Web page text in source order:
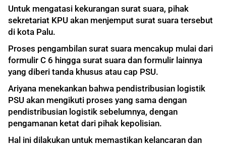
Untuk mengatasi kekurangan surat suara, pihak
sekretariat KPU akan menjemput surat suara tersebut
di kota Palu.
Proses pengambilan surat suara mencakup mulai dari
formulir C 6 hingga surat suara dan formulir lainnya
yang diberi tanda khusus atau cap PSU.
Ariyana menekankan bahwa pendistribusian logistik
PSU akan mengikuti proses yang sama dengan
pendistribusian logistik sebelumnya, dengan
pengamanan ketat dari pihak kepolisian.
Hal ini dilakukan untuk memastikan kelancaran dan